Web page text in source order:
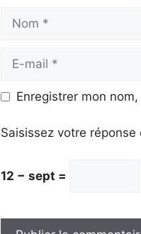
Nom
Enregistrer mon
Saisissez votre réponse
12 − sept =